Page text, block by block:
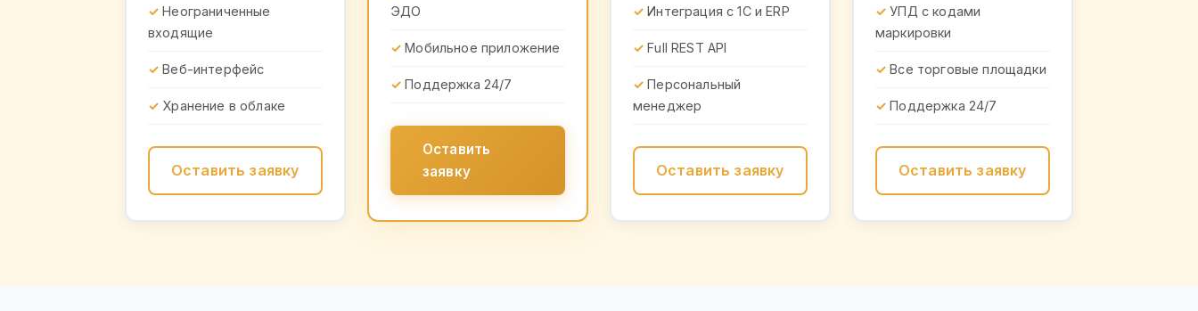
Неограниченные
входящие
Веб-интерфейс
Хранение в облаке
Оставить заявку
ЭДО
Мобильное приложение
Поддержка 24/7
Оставить
заявку
Интеграция с 1С и ERP
Full REST API
Персональный
менеджер
Оставить заявку
УПД с кодами
маркировки
Все торговые площадки
Поддержка 24/7
Оставить заявку